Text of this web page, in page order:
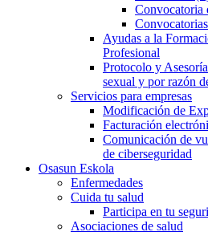
Convocatoria
Ayudas a la
Profesional
Protocolo y
sexual y por razón
Servicios para empresas
Modificación de
Facturación
Comunicación de
de ciberseguridad
Osasun Eskola
Enfermedades
Cuida tu salud
Participa en tu
Asociaciones de salud